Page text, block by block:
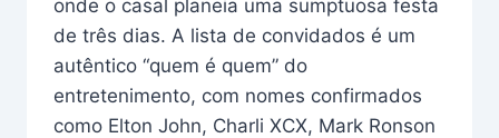
onde o casal planeia uma sumptuosa festa
de três dias. A lista de convidados é um
autêntico “quem é quem” do
entretenimento, com nomes confirmados
como Elton John, Charli XCX, Mark Ronson